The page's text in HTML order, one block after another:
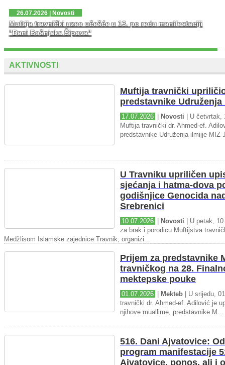
26.07.2026 | Novosti
Muftija travnički uzeo učešće u 13. po redu manifestaciji
"Dani Bošnjaka Šipova"
AKTIVNOSTI
Muftija travnički
predstavnike
17.07.2026 Novosti | U četvrtak,
Muftija travnički dr. Ahmed-ef.
predstavnike Udruženja ilmijje MIZ
U Travniku upriličen
sjećanja i hatma-dova
godišnjice Genocida
Srebrenici
10.07.2026 Novosti | U petak,
za brak i porodicu Muftijstva
Medžlisom Islamske zajednice Travnik, organizi...
Prijem za predstavnike
travničkog na 28.
mektepske pouke
01.07.2026 Mekteb | U srijedu,
travnički dr. Ahmed-ef. Adilović je
njihove muallime, predstavnike M...
516. Dani Ajvatovice:
program manifestacije
Ajvatovice, ponos, ali i